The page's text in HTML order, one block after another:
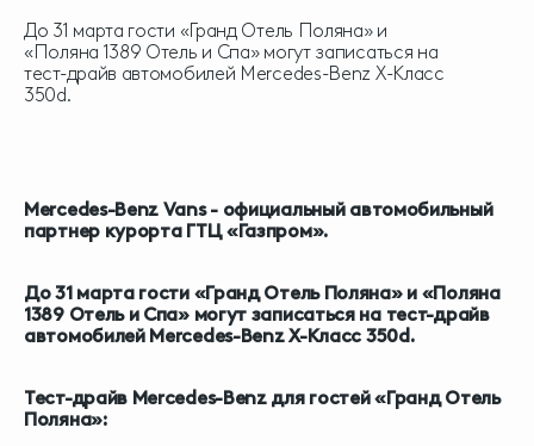
До 31 марта гости «Гранд Отель Поляна» и
«Поляна 1389 Отель и Спа» могут записаться на
тест-драйв автомобилей Mercedes-Benz Х-Класс
350d.
Mercedes-Benz Vans - официальный автомобильный
партнер курорта ГТЦ «Газпром».
До 31 марта гости «Гранд Отель Поляна» и «Поляна
1389 Отель и Спа» могут записаться на тест-драйв
автомобилей Mercedes-Benz Х-Класс 350d.
Тест-драйв Mercedes-Benz для гостей «Гранд Отель
Поляна»: